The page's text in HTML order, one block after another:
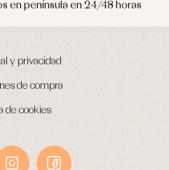
en 24/48 horas
y privacidad
de compra
de cookies